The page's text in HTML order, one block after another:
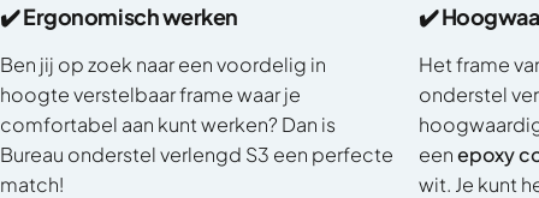
✔️ Ergonomisch werken
Ben jij op zoek naar een voordelig in
hoogte verstelbaar frame waar je
comfortabel aan kunt werken? Dan is
Bureau onderstel verlengd S3 een perfecte
match!
✔️
Het frame
onderstel
eenepoxy
wit. Je kunt